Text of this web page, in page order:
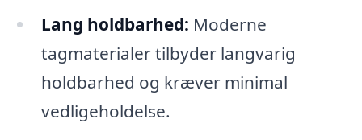
Lang holdbarhed: Moderne
tagmaterialer tilbyder langvarig
holdbarhed og kræver minimal
vedligeholdelse.